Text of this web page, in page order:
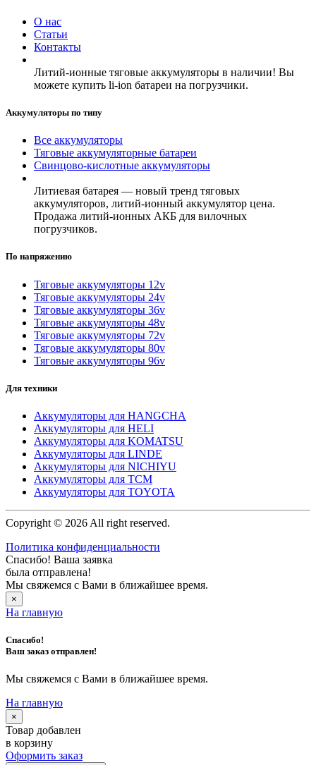
О нас
Статьи
Контакты
Литий-ионные тяговые аккумуляторы в наличии! Вы
можете купить li-ion батареи на погрузчики.
Аккумуляторы по типу
Все аккумуляторы
Тяговые аккумуляторные батареи
Свинцово-кислотные аккумуляторы
Литиевая батарея — новый тренд тяговых
аккумуляторов, литий-ионный аккумулятор цена.
Продажа литий-ионных АКБ для вилочных
погрузчиков.
По напряжению
Тяговые аккумуляторы 12v
Тяговые аккумуляторы 24v
Тяговые аккумуляторы 36v
Тяговые аккумуляторы 48v
Тяговые аккумуляторы 72v
Тяговые аккумуляторы 80v
Тяговые аккумуляторы 96v
Для техники
Аккумуляторы для HANGCHA
Аккумуляторы для HELI
Аккумуляторы для KOMATSU
Аккумуляторы для LINDE
Аккумуляторы для NICHIYU
Аккумуляторы для TCM
Аккумуляторы для TOYOTA
Copyright © 2026 All right reserved.
Политика конфиденциальности
Спасибо! Ваша заявка
была отправлена!
Мы свяжемся с Вами в ближайшее время.
×
На главную
Спасибо!
Ваш заказ отправлен!
Мы свяжемся с Вами в ближайшее время.
На главную
×
Товар добавлен
в корзину
Оформить заказ